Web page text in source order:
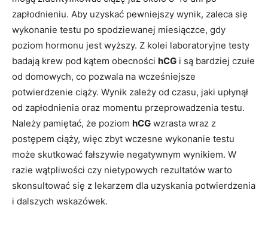
zapłodnieniu. Aby uzyskać pewniejszy wynik, zaleca się
wykonanie testu po spodziewanej miesiączce, gdy
poziom hormonu jest wyższy. Z kolei laboratoryjne testy
badają krew pod kątem obecności hCG i są bardziej czułe
od domowych, co pozwala na wcześniejsze
potwierdzenie ciąży. Wynik zależy od czasu, jaki upłynął
od zapłodnienia oraz momentu przeprowadzenia testu.
Należy pamiętać, że poziom hCG wzrasta wraz z
postępem ciąży, więc zbyt wczesne wykonanie testu
może skutkować fałszywie negatywnym wynikiem. W
razie wątpliwości czy nietypowych rezultatów warto
skonsultować się z lekarzem dla uzyskania potwierdzenia
i dalszych wskazówek.